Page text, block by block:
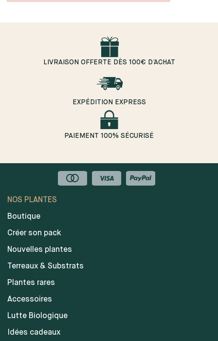
LIVRAISON OFFERTE DÈS 100€ D’ACHAT
EXPÉDITION EXPRESS
PAIEMENT 100% SÉCURISÉ
NOS PLANTES
Boutique
Créer son pack
Nouvelles plantes
Terreaux & Substrats
Plantes rares
Accessoires
Lutte Biologique
Idées cadeaux